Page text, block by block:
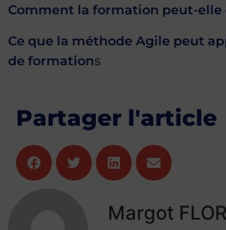
Comment la formation peut-elle
Ce que la méthode Agile peut
de formations
Partager l'article
Margot